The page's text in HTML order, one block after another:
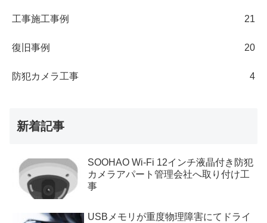
工事施工事例 21
復旧事例 20
防犯カメラ工事 4
新着記事
SOOHAO Wi-Fi 12インチ液晶付き防犯
カメラアパート管理会社へ取り付け工
事
USBメモリが重度物理障害にてドライ